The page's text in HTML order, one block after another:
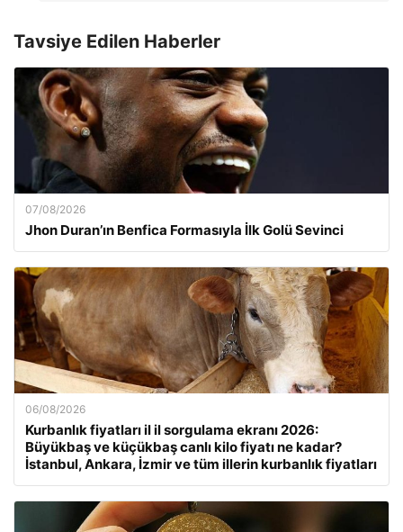
Tavsiye Edilen Haberler
07/08/2026
Jhon Duran’ın Benfica Formasıyla İlk Golü Sevinci
06/08/2026
Kurbanlık fiyatları il il sorgulama ekranı 2026:
Büyükbaş ve küçükbaş canlı kilo fiyatı ne kadar?
İstanbul, Ankara, İzmir ve tüm illerin kurbanlık fiyatları